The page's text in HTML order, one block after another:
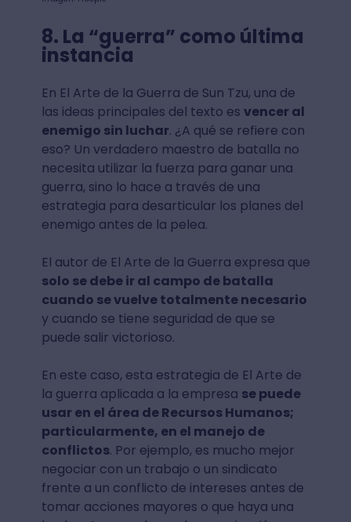
8. La “guerra” como última
instancia
En El Arte de la Guerra de Sun Tzu, una de
las ideas principales del texto es vencer al
enemigo sin luchar. ¿A qué se refiere con
eso? Un verdadero maestro de batalla no
necesita utilizar la fuerza para ganar una
guerra, sino lo hace a través de una
estrategia para desarticular los planes del
enemigo antes de la pelea.
El autor de El Arte de la Guerra expresa que
solo se debe ir al campo de batalla
cuando se vuelve totalmente necesario
y cuando se tiene seguridad de que se
puede salir victorioso.
En este caso, esta estrategia de El Arte de
la guerra aplicada a la empresa se puede
usar en el área de Recursos Humanos;
particularmente, en el manejo de
conflictos. Por ejemplo, es mucho mejor
negociar con un trabajo o un sindicato
frente a un conflicto de intereses antes de
tomar acciones mayores o que haya una